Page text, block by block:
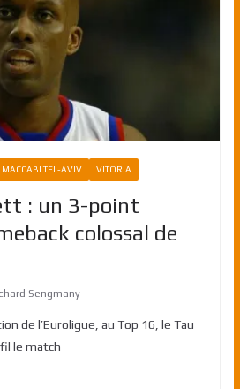
MACCABI TEL-AVIV VITORIA
: un 3-point
colossal de
Sengmany
de l’Euroligue, au Top 16, le Tau
le match